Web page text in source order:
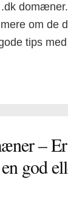
om de
tips
–
god